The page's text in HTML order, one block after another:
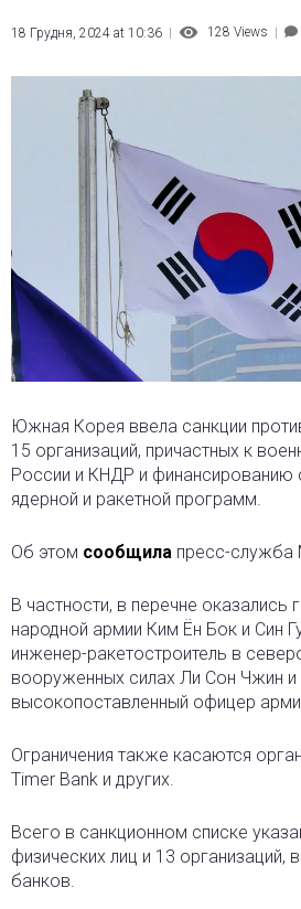
18 Грудня, 2024 at 10:36 128 Views
Южная Корея ввела санкции
15 организаций, причастных к
России и КНДР и финансированию
ядерной и ракетной программ.
Об этом сообщила пресс-
В частности, в перечне оказались
народной армии Ким Ён Бок и Син
инженер-ракетостроитель в
вооруженных силах Ли Сон Чжин и
высокопоставленный офицер
Ограничения также касаются
Timer Bank и других.
Всего в санкционном списке
физических лиц и 13 организаций,
банков.